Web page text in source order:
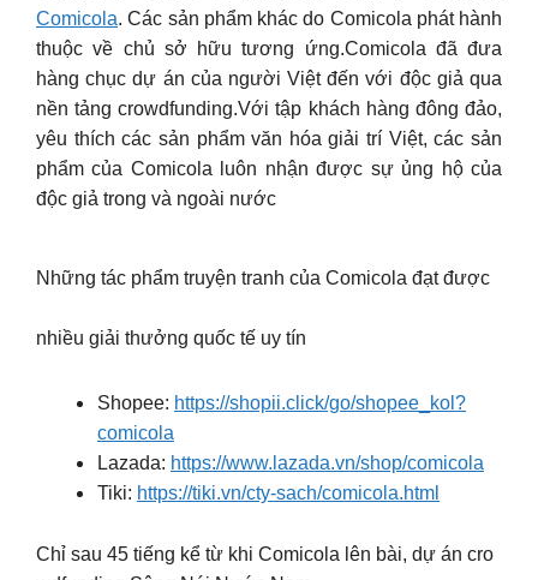
Comicola. Các sản phẩm khác do Comicola phát hành
thuộc về chủ sở hữu tương ứng.Comicola đã đưa
hàng chục dự án của người Việt đến với độc giả qua
nền tảng crowdfunding.Với tập khách hàng đông đảo,
yêu thích các sản phẩm văn hóa giải trí Việt, các sản
phẩm của Comicola luôn nhận được sự ủng hộ của
độc giả trong và ngoài nước
Những tác phẩm truyện tranh của Comicola đạt được
nhiều giải thưởng quốc tế uy tín
Shopee: https://shopii.click/go/shopee_kol?
comicola
Lazada: https://www.lazada.vn/shop/comicola
Tiki: https://tiki.vn/cty-sach/comicola.html
Chỉ sau 45 tiếng kể từ khi Comicola lên bài, dự án cro